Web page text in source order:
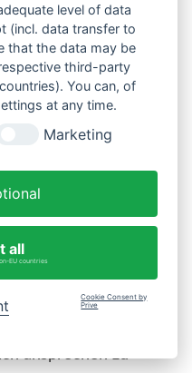
per E-
Artikel können Sie
wir Ihnen per E-
über die
Ihnen ausgewählten
Übersendung dieser
E-Mailadresse. Die
und wird ggf.
level of data
(incl. data transfer to
that the data may be
third-party
You can, of
at any time.
Marketing
all
EU countries
Cookie Consent by
Prive